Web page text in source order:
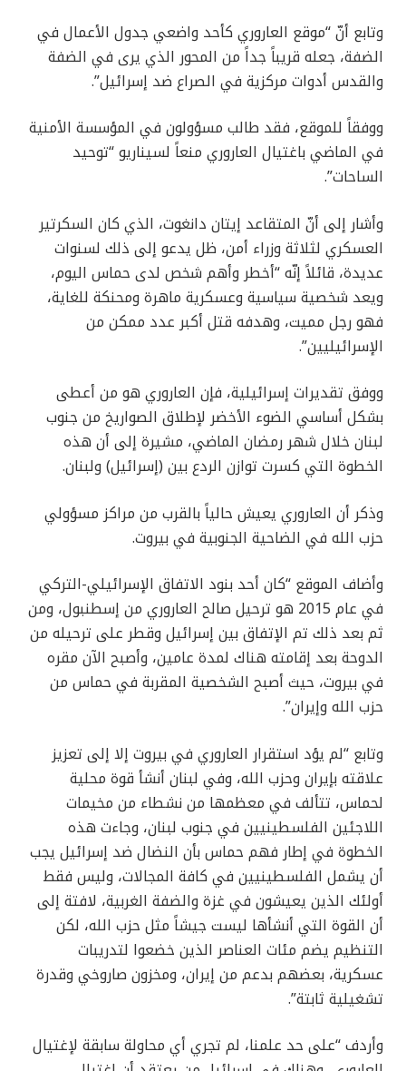
وتابع أنّ “موقع العاروري كأحد واضعي جدول الأعمال في
الضفة، جعله قريباً جداً من المحور الذي يرى في الضفة
والقدس أدوات مركزية في الصراع ضد إسرائيل”.
ووفقاً للموقع، فقد طالب مسؤولون في المؤسسة الأمنية ​​
في الماضي باغتيال العاروري منعاً لسيناريو “توحيد
الساحات”.
وأشار إلى أنّ المتقاعد إيتان دانغوت، الذي كان السكرتير
العسكري لثلاثة وزراء أمن، ظل يدعو إلى ذلك لسنوات
عديدة، قائلاً إنّه “أخطر وأهم شخص لدى حماس اليوم،
ويعد شخصية سياسية وعسكرية ماهرة ومحنكة للغاية،
فهو رجل مميت، وهدفه قتل أكبر عدد ممكن من
الإسرائيليين”.
ووفق تقديرات إسرائيلية، فإن العاروري هو من أعطى
بشكل أساسي الضوء الأخضر لإطلاق الصواريخ من جنوب
لبنان خلال شهر رمضان الماضي، مشيرة إلى أن هذه
الخطوة التي كسرت توازن الردع بين (إسرائيل) ولبنان.
وذكر أن العاروري يعيش حالياً بالقرب من مراكز مسؤولي
حزب الله في الضاحية الجنوبية في بيروت.
وأضاف الموقع “كان أحد بنود الاتفاق الإسرائيلي-التركي
في عام 2015 هو ترحيل صالح العاروري من إسطنبول، ومن
ثم بعد ذلك تم الإتفاق بين إسرائيل وقطر على ترحيله من
الدوحة بعد إقامته هناك لمدة عامين، وأصبح الآن مقره
في بيروت، حيث أصبح الشخصية المقربة في حماس من
حزب الله وإيران”.
وتابع “لم يؤد استقرار العاروري في بيروت إلا إلى تعزيز
علاقته بإيران وحزب الله، وفي لبنان أنشأ قوة محلية
لحماس، تتألف في معظمها من نشطاء من مخيمات
اللاجئين الفلسطينيين في جنوب لبنان، وجاءت هذه
الخطوة في إطار فهم حماس بأن النضال ضد إسرائيل يجب
أن يشمل الفلسطينيين في كافة المجالات، وليس فقط
أولئك الذين يعيشون في غزة والضفة الغربية، لافتة إلى
أن القوة التي أنشأها ليست جيشاً مثل حزب الله، لكن
التنظيم يضم مئات العناصر الذين خضعوا لتدريبات
عسكرية، بعضهم بدعم من إيران، ومخزون صاروخي وقدرة
تشغيلية ثابتة”.
وأردف “على حد علمنا، لم تجري أي محاولة سابقة لإغتيال